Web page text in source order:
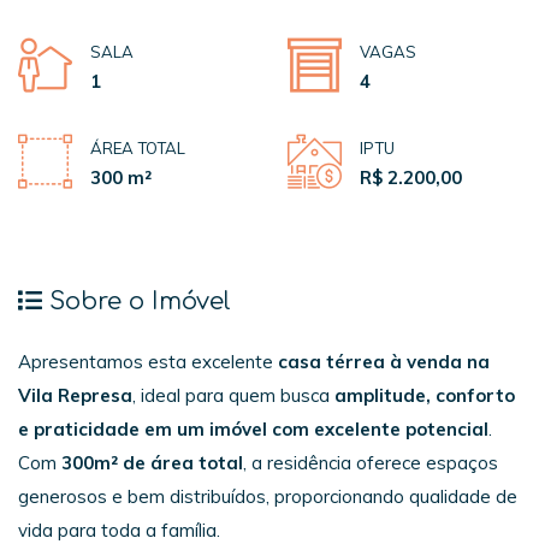
SALA
1
VAGAS
4
ÁREA TOTAL
300 m²
IPTU
R$ 2.200,00
Sobre o Imóvel
Apresentamos esta excelente casa térrea à venda na
Vila Represa, ideal para quem busca amplitude, conforto
e praticidade em um imóvel com excelente potencial.
Com 300m² de área total, a residência oferece espaços
generosos e bem distribuídos, proporcionando qualidade de
vida para toda a família.